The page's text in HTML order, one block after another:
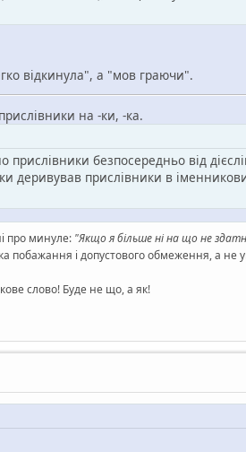
відкинула", а "мов граючи".
на -ки, -ка.
безпосередньо від
деривував прислівники в
про минуле: "Якщо я більше ні на що не
побажання і допустового обмеження, а не
слово! Буде не що, а як!